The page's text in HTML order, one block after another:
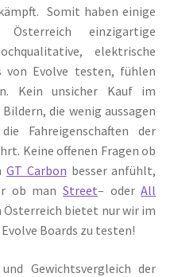
Somit haben einige
einzigartige
elektrische
von Evolve testen, fühlen
Kein unsicher Kauf im
die wenig aussagen
Fahreigenschaften der
Keine offenen Fragen ob
GT Carbon besser anfühlt,
ob manStreet– oderAll
Österreich bietet nur wir im
Boards zu testen!
Gewichtsvergleich der